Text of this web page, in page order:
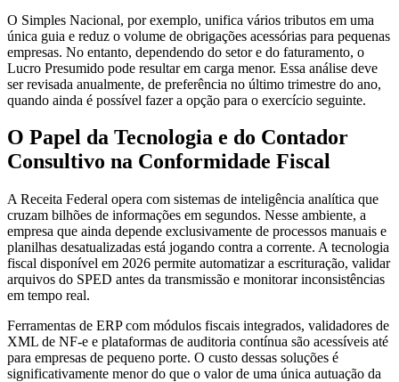
O Simples Nacional, por exemplo, unifica vários tributos em uma
única guia e reduz o volume de obrigações acessórias para pequenas
empresas. No entanto, dependendo do setor e do faturamento, o
Lucro Presumido pode resultar em carga menor. Essa análise deve
ser revisada anualmente, de preferência no último trimestre do ano,
quando ainda é possível fazer a opção para o exercício seguinte.
O Papel da Tecnologia e do Contador
Consultivo na Conformidade Fiscal
A Receita Federal opera com sistemas de inteligência analítica que
cruzam bilhões de informações em segundos. Nesse ambiente, a
empresa que ainda depende exclusivamente de processos manuais e
planilhas desatualizadas está jogando contra a corrente. A tecnologia
fiscal disponível em 2026 permite automatizar a escrituração, validar
arquivos do SPED antes da transmissão e monitorar inconsistências
em tempo real.
Ferramentas de ERP com módulos fiscais integrados, validadores de
XML de NF-e e plataformas de auditoria contínua são acessíveis até
para empresas de pequeno porte. O custo dessas soluções é
significativamente menor do que o valor de uma única autuação da